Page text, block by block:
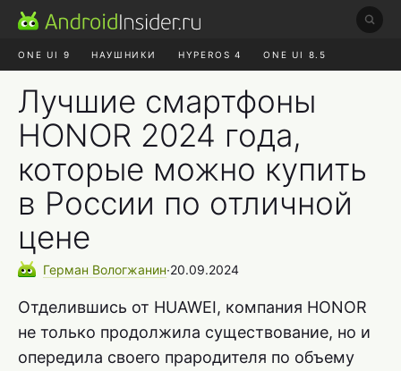
ONE UI 9 НАУШНИКИ HYPEROS 4 ONE UI 8.5
Лучшие смартфоны
HONOR 2024 года,
которые можно купить
в России по отличной
цене
Герман Вологжанин∙20.09.2024
Отделившись от HUAWEI, компания HONOR
не только продолжила существование, но и
опередила своего прародителя по объему